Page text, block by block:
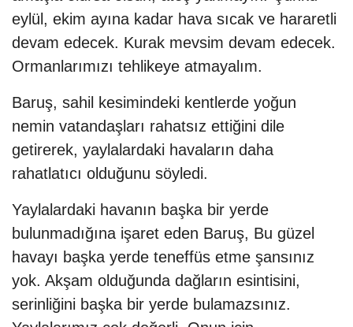
eylül, ekim ayına kadar hava sıcak ve hararetli
devam edecek. Kurak mevsim devam edecek.
Ormanlarımızı tehlikeye atmayalım.
Baruş, sahil kesimindeki kentlerde yoğun
nemin vatandaşları rahatsız ettiğini dile
getirerek, yaylalardaki havaların daha
rahatlatıcı olduğunu söyledi.
Yaylalardaki havanın başka bir yerde
bulunmadığına işaret eden Baruş, Bu güzel
havayı başka yerde teneffüs etme şansınız
yok. Akşam olduğunda dağların esintisini,
serinliğini başka bir yerde bulamazsınız.